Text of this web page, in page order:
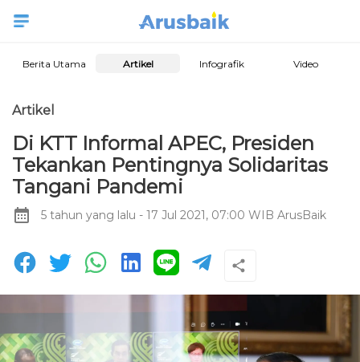
Berita Utama Artikel Infografik Video
Artikel
Di KTT Informal APEC, Presiden
Tekankan Pentingnya Solidaritas
Tangani Pandemi
5 tahun yang lalu - 17 Jul 2021, 07:00 WIB ArusBaik